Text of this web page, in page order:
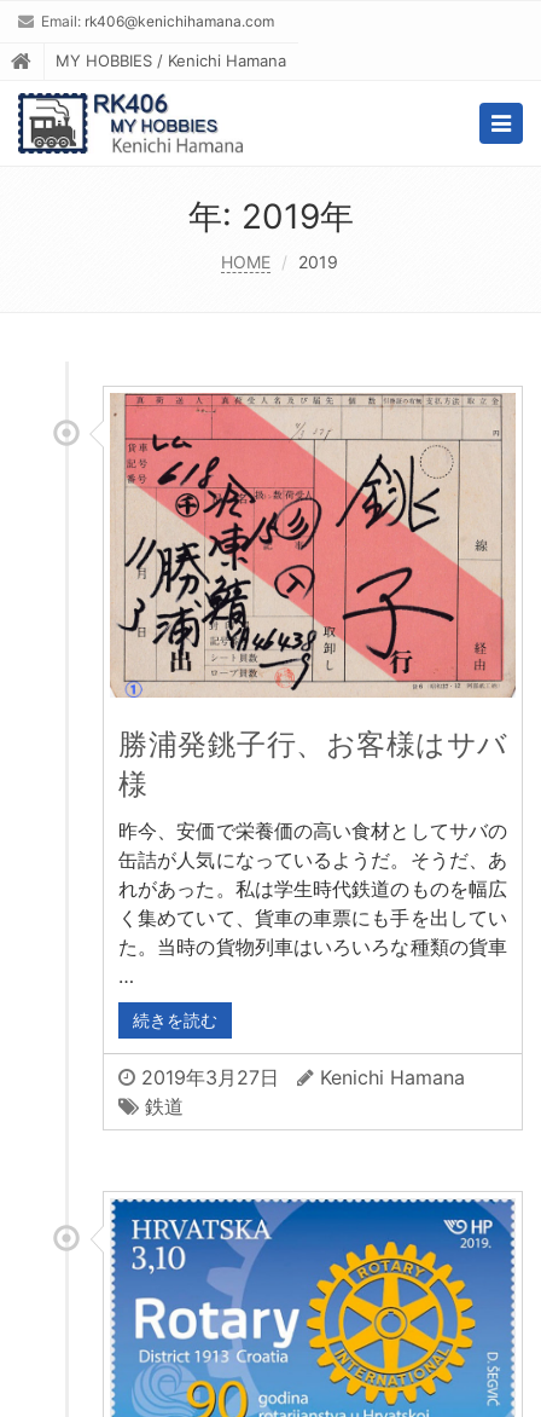
Email: rk406@kenichihamana.com
MY HOBBIES / Kenichi Hamana
年: 2019年
HOME 2019
勝浦発銚子行、お客様はサバ
様
昨今、安価で栄養価の高い食材としてサバの
缶詰が人気になっているようだ。そうだ、あ
れがあった。私は学生時代鉄道のものを幅広
く集めていて、貨車の車票にも手を出してい
た。当時の貨物列車はいろいろな種類の貨車
…
続きを読む
2019年3月27日
Kenichi Hamana
鉄道